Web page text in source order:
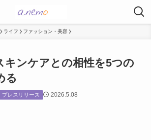
ライフ ファッション・美容
キンケアとの相性を5つの
る
プレスリリース 2026.5.08